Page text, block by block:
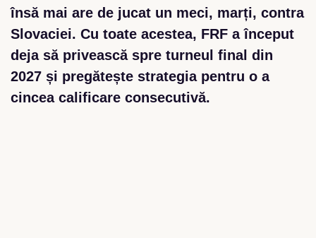
însă mai are de jucat un meci, marți, contra
Slovaciei. Cu toate acestea, FRF a început
deja să privească spre turneul final din
2027 și pregătește strategia pentru o a
cincea calificare consecutivă.